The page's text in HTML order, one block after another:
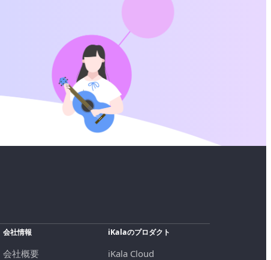
会社情報
会社概要
iKalaのプロダクト
iKala Cloud